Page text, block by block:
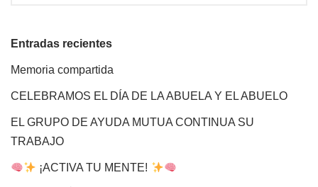
Entradas recientes
Memoria compartida
CELEBRAMOS EL DÍA DE LA ABUELA Y EL ABUELO
EL GRUPO DE AYUDA MUTUA CONTINUA SU
TRABAJO
¡ACTIVA TU MENTE!